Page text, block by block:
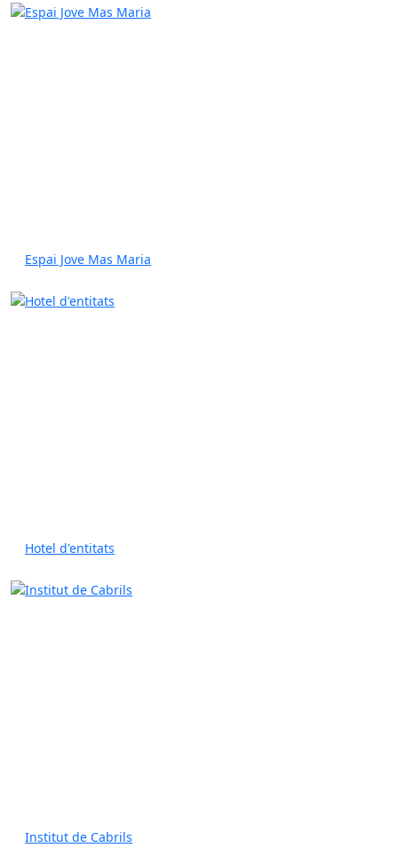
Espai Jove Mas Maria
Hotel d'entitats
Institut de Cabrils